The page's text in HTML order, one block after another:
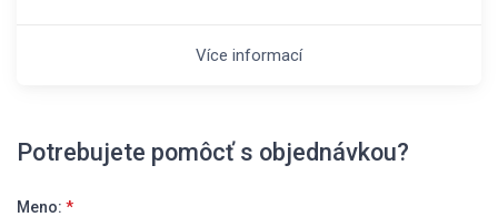
Více informací
Potrebujete pomôcť s objednávkou?
Meno: *